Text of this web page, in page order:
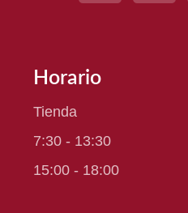
Horario
Tienda
7:30 - 13:30
15:00 - 18:00